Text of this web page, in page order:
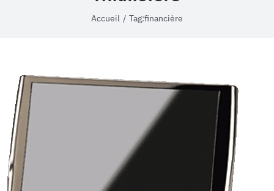
LE KIOSQUE
MON COMPTE
PANIER
Accueil Tag:financière